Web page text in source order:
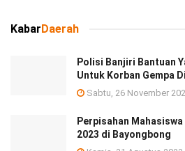
KabarDaerah
Polisi Banjiri Bantuan
Untuk Korban Gempa
Sabtu, 26 November
Perpisahan
2023 di Bayongbong